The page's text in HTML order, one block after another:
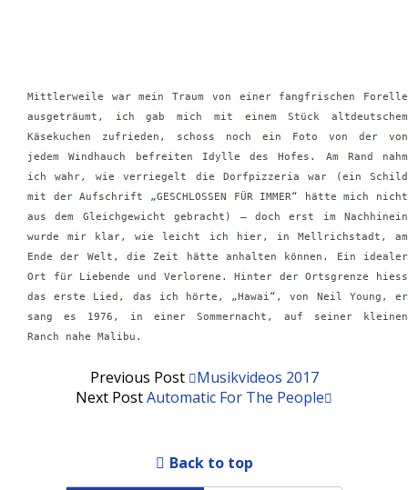
Mittlerweile war mein Traum von einer fangfrischen Forelle
ausgeträumt, ich gab mich mit einem Stück altdeutschem
Käsekuchen zufrieden, schoss noch ein Foto von der von
jedem Windhauch befreiten Idylle des Hofes. Am Rand nahm
ich wahr, wie verriegelt die Dorfpizzeria war (ein Schild
mit der Aufschrift „GESCHLOSSEN FÜR IMMER“ hätte mich nicht
aus dem Gleichgewicht gebracht) – doch erst im Nachhinein
wurde mir klar, wie leicht ich hier, in Mellrichstadt, am
Ende der Welt, die Zeit hätte anhalten können. Ein idealer
Ort für Liebende und Verlorene. Hinter der Ortsgrenze hiess
das erste Lied, das ich hörte, „Hawai“, von Neil Young, er
sang es 1976, in einer Sommernacht, auf seiner kleinen
Ranch nahe Malibu.
Previous Post
Musikvideos 2017
Next PostAutomatic For The People
Back to top